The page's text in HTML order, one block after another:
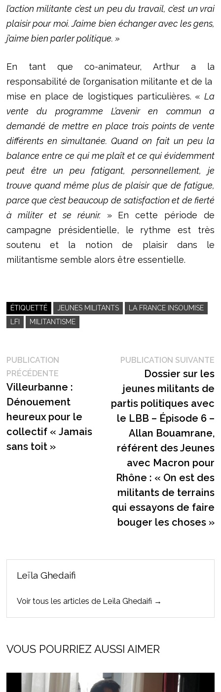
l’action militante c’est un peu du travail, c’est un vrai
plaisir pour moi. J’aime bien échanger avec les gens,
j’aime bien parler politique. »
En tant que co-animateur, Arthur a la
responsabilité de l’organisation militante et de la
mise en place de logistiques particulières. «La
vente du programme L’avenir en commun a
demandé de mettre en place trois points de vente
différents en simultanée. Quand on fait un peu la
balance entre ce qui me plaît et ce qui évidemment
peut être un peu fatigant, personnellement, je
trouve quand même plus de plaisir que de fatigue,
parce que c’est beaucoup de satisfaction et de fierté
à militer et se réunir.»
En cette période de
campagne présidentielle, le rythme est très
soutenu et la notion de plaisir dans le
militantisme semble alors être essentielle.
ÉTIQUETTÉ JEUNES MILITANTS
LA FRANCE INSOUMISE
LFI
MILITANTISME
Navigation
de
l’article
PUBLICATION
PRÉCÉDENTEPublication
précédente :
Villeurbanne :
Dénouement
heureux pour le
collectif « Jamais
sans toit »
PUBLICATION SUIVANTE
Dossier sur les
jeunes militants de
partis politiques avec
le LBB – Épisode 6 –
Allan Bouamrane,
référent des Jeunes
avec Macron pour
Rhône : « On est des
militants de terrains
qui essayons de faire
bouger les choses »
Leïla Ghedaifi
Voir tous les articles de Leïla Ghedaifi →
VOUS POURRIEZ AUSSI AIMER